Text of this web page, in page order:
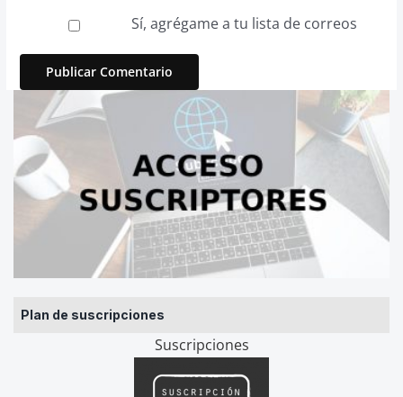
Plan de suscripciones
Suscripciones
Sí, agrégame a tu lista de correos